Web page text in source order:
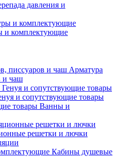
давления и
и комплектующие
Арматура
и чаш
и сопутствующие товары
Ванны и
решетки и лючки
Кабины душевые